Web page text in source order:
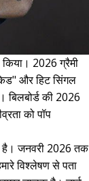
2026 ग्रैमी
और हिट सिंगल
बिलबोर्ड की 2026
को पॉप
है। जनवरी 2026 तक
विश्लेषण से पता